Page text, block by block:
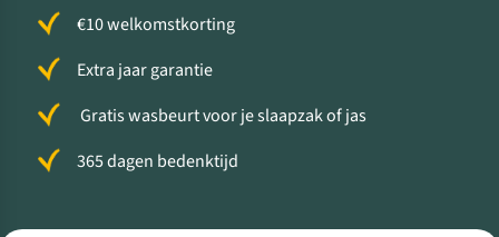
€10 welkomstkorting
Extra jaar garantie
Gratis wasbeurt voor je slaapzak of jas
365 dagen bedenktijd